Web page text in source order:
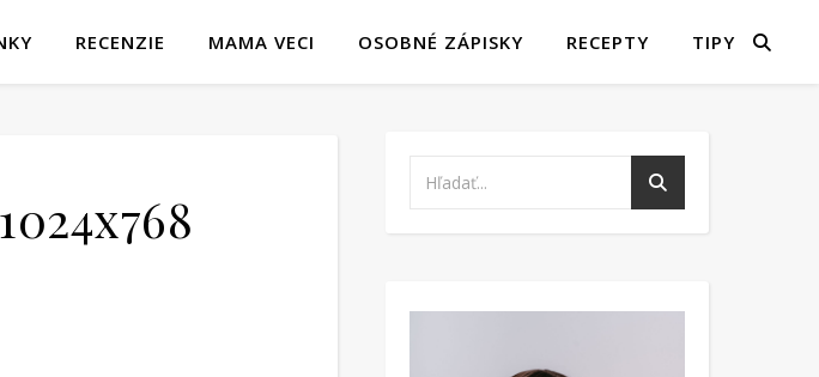
RECENZIE MAMA VECI OSOBNÉ ZÁPISKY RECEPTY TIPY